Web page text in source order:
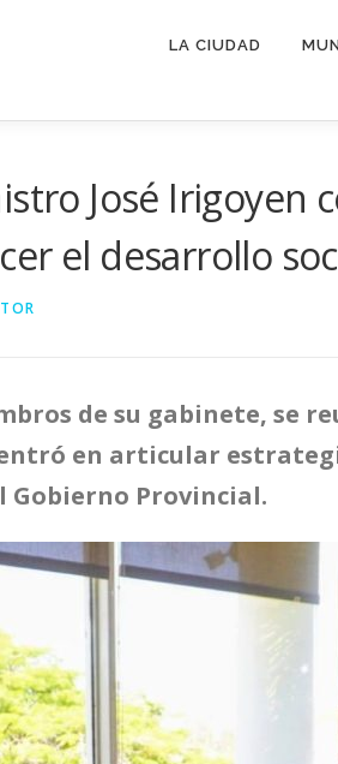
LA CIUDAD
José Irigoyen
el desarrollo
de su gabinete, se
en articular
Gobierno Provincial.